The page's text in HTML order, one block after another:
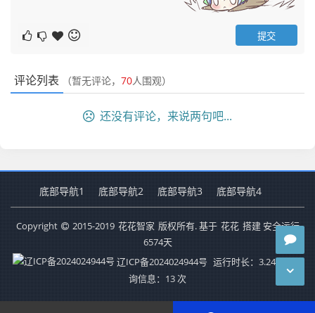
评论列表 （暂无评论， 70人围观）
还没有评论，来说两句吧...
底部导航1 底部导航2 底部导航3 底部导航4
Copyright 2015-2019 花花智家 版权所有. 基于 花花 搭建 安全运行
6574天
辽ICP备2024024944号 运行时长：3.247秒 查
询信息：13 次